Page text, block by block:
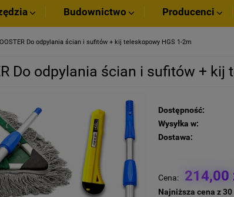
Budownictwo Producenci
Do odpylania ścian i sufitów + kij teleskopowy HGS 1-2m
Do odpylania ścian i sufitów + kij
Dostępność:
Wysyłka w:
Dostawa:
Cena: 214,00
Najniższa cena z